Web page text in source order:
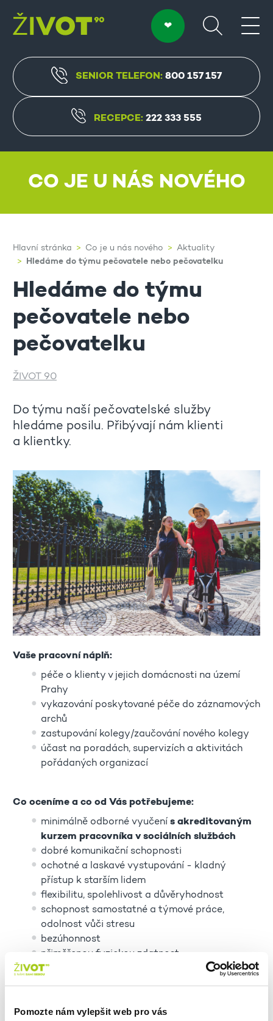
Pomozte nám vylepšit web pro vás
SENIOR TELEFON:800 157 157
RECEPCE:222 333 555
CO JE U NÁS NOVÉHO
Hlavní stránka Co je u nás nového Aktuality
Hledáme do týmu pečovatele nebo pečovatelku
Hledáme do týmu
pečovatele nebo
pečovatelku
ŽIVOT 90
Do týmu naší pečovatelské služby
hledáme posilu. Přibývají nám klienti
a klientky.
Vaše pracovní náplň:
péče o klienty v jejich domácnosti na území
Prahy
vykazování poskytované péče do záznamových
archů
zastupování kolegy/zaučování nového kolegy
účast na poradách, supervizích a aktivitách
pořádaných organizací
Co oceníme a co od Vás potřebujeme:
minimálně odborné vyučení s akreditovaným
kurzem pracovníka v sociálních službách
dobré komunikační schopnosti
ochotné a laskavé vystupování - kladný
přístup k starším lidem
flexibilitu, spolehlivost a důvěryhodnost
schopnost samostatné a týmové práce,
odolnost vůči stresu
bezúhonnost
přiměřenou fyzickou zdatnost
způsobilost k právním úkonům
U nás získáte: